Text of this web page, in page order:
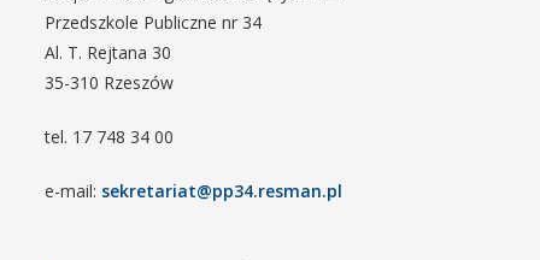
Przedszkole Publiczne nr 34
Al. T. Rejtana 30
35-310 Rzeszów
tel. 17 748 34 00
e-mail: sekretariat@pp34.resman.pl